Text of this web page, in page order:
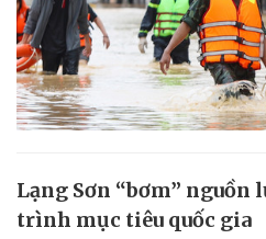
Lạng Sơn “bơm” nguồn
trình mục tiêu quốc gia